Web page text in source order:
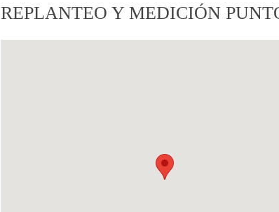
REPLANTEO Y MEDICIÓN